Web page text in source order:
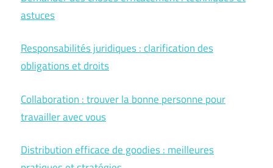
astuces
Responsabilités juridiques : clarification des
obligations et droits
Collaboration : trouver la bonne personne pour
travailler avec vous
Distribution efficace de goodies : meilleures